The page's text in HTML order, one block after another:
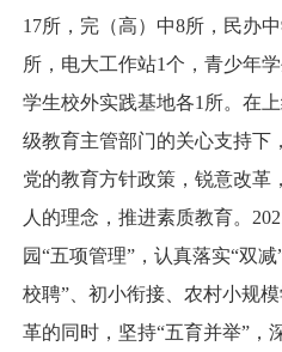
17所，完（高）中8所，民办
所，电大工作站1个，青少年
学生校外实践基地各1所。在
级教育主管部门的关心支持下
党的教育方针政策，锐意改革
人的理念，推进素质教育。
园“五项管理”，认真落实“双
校聘”、初小衔接、农村小规
革的同时，坚持“五育并举”，